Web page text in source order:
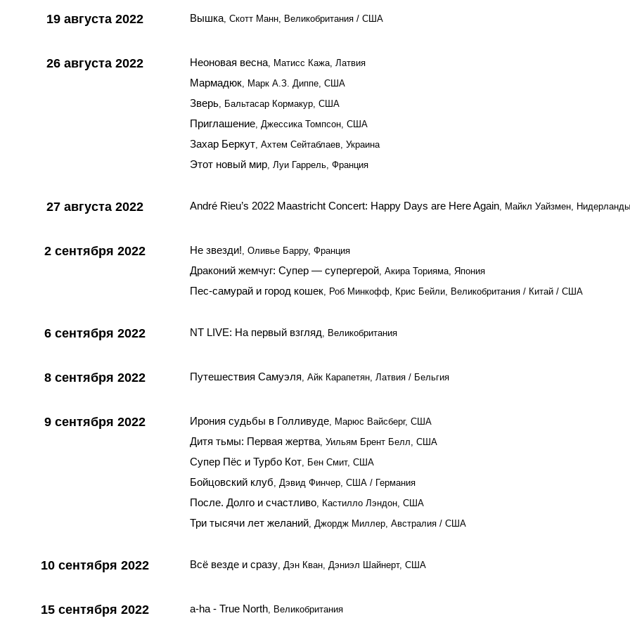
19 августа 2022 Вышка, Скотт Манн, Великобритания / США
26 августа 2022 Неоновая весна, Матисс Кажа, Латвия
Мармадюк, Марк А.З. Диппе, США
Зверь, Бальтасар Кормакур, США
Приглашение, Джессика Томпсон, США
Захар Беркут, Ахтем Сейтаблаев, Украина
Этот новый мир, Луи Гаррель, Франция
27 августа 2022 André Rieu’s 2022 Maastricht Concert: Happy Days are Here Again, Майкл Уайзмен, Нидерланды
2 сентября 2022 Не звезди!, Оливье Барру, Франция
Драконий жемчуг: Супер — супергерой, Акира Торияма, Япония
Пес-самурай и город кошек, Роб Минкофф, Крис Бейли, Великобритания / Китай / США
6 сентября 2022 NT LIVE: На первый взгляд, Великобритания
8 сентября 2022 Путешествия Самуэля, Айк Карапетян, Латвия / Бельгия
9 сентября 2022 Ирония судьбы в Голливуде, Марюс Вайсберг, США
Дитя тьмы: Первая жертва, Уильям Брент Белл, США
Супер Пёс и Турбо Кот, Бен Смит, США
Бойцовский клуб, Дэвид Финчер, США / Германия
После. Долго и счастливо, Кастилло Лэндон, США
Три тысячи лет желаний, Джордж Миллер, Австралия / США
10 сентября 2022 Всё везде и сразу, Дэн Кван, Дэниэл Шайнерт, США
15 сентября 2022 a-ha - True North, Великобритания